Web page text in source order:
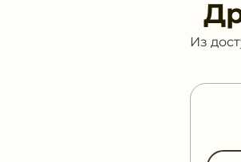
Из